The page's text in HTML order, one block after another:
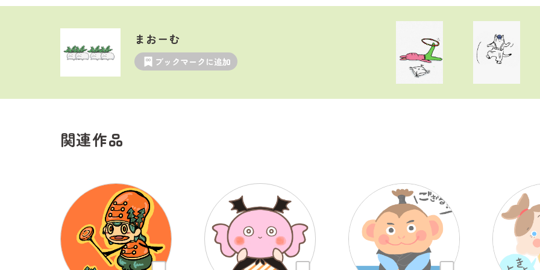
まおーむ
ブックマークに追加
関連作品